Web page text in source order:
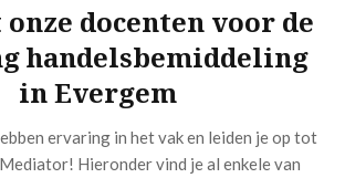
docenten voor de
handelsbemiddeling
in Evergem
ervaring in het vak en leiden je op tot
Hieronder vind je al enkele van